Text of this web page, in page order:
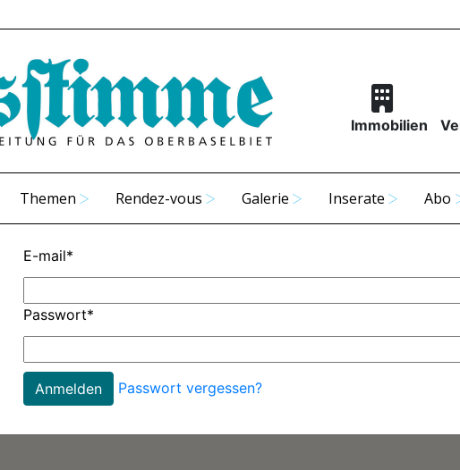
Immobilien
Themen Rendez-vous Galerie Inserate Abo
E-mail*
Passwort*
Passwort vergessen?